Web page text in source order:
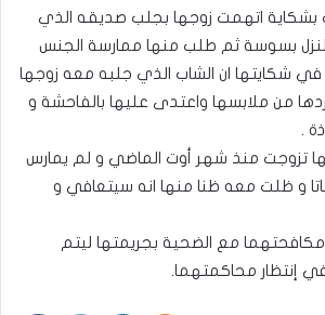
بشكاية اتهمت زوجها بجلب صديقه الذي
بسوسة ثم طلب منها ممارسة الجنس
شكايتها ان الشاب الذي جلبه معه زوجها
من ملابسها واعتدى عليها بالفاحشة و
.
تزوجت منذ شهر أوت الماضي و لم يمارس
و ظلت معه ظنا منها انه سيتعافي و
مكافحتهما مع الضحية بجريمتها ليتم
إنتظار محاكمتهما.